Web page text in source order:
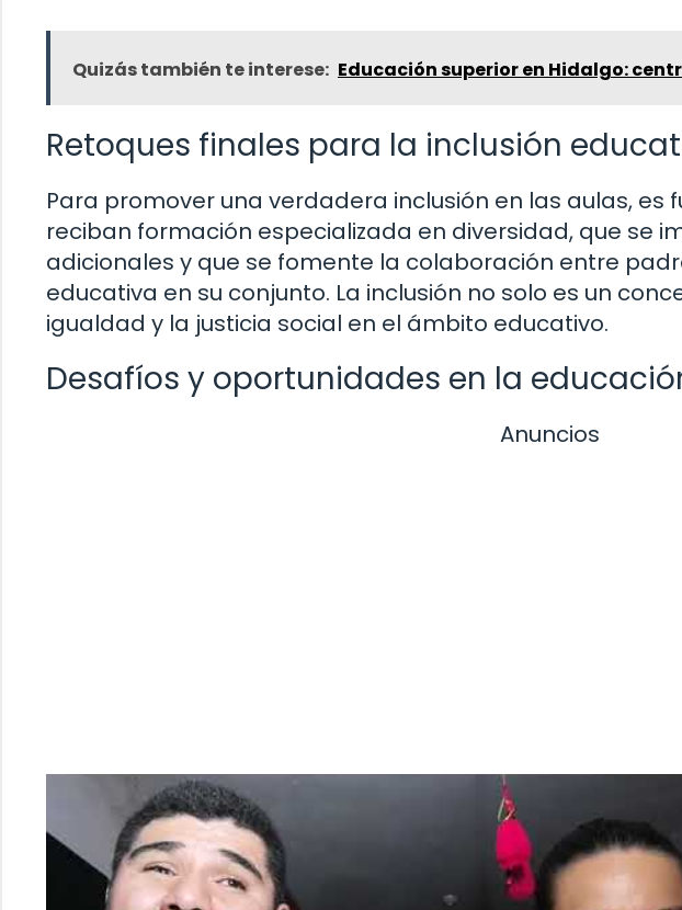
Quizás también te interese: Educación superior en Hidalgo:
Retoques finales para la inclusión
Para promover una verdadera inclusión en las aulas,
reciban formación especializada en diversidad, que se
adicionales y que se fomente la colaboración entre
educativa en su conjunto. La inclusión no solo es un
igualdad y la justicia social en el ámbito educativo.
Desafíos y oportunidades en la
Anuncios